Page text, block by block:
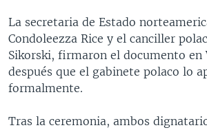
CHILE
PERÚ
ECUADOR
VENEZUELA
BRASIL
EL SALVADOR
GUATEMALA
HONDURAS
NICARAGUA
INMIGRACIÓN
LIBERTAD DE PRENSA
MUNDO
ECONOMÍA
ENTRETENIMIENTO Y CULTURA
ESPECIALES DE LA VOA
LIBERTAD DE PRENSA
UCRANIA
MULTIMEDIA
VIDEOS
PROGRAMAS TV
La secretaria de Estado
Condoleezza Rice y el canciller
Sikorski, firmaron el documento en
después que el gabinete polaco lo
formalmente.
Tras la ceremonia, ambos